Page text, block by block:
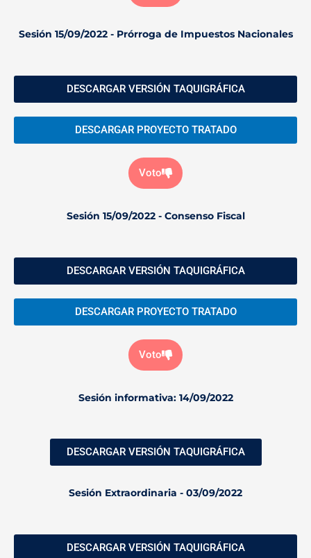
Sesión 15/09/2022 - Prórroga de Impuestos Nacionales
DESCARGAR VERSIÓN TAQUIGRÁFICA
DESCARGAR PROYECTO TRATADO
Voto
Sesión 15/09/2022 - Consenso Fiscal
DESCARGAR VERSIÓN TAQUIGRÁFICA
DESCARGAR PROYECTO TRATADO
Voto
Sesión informativa: 14/09/2022
DESCARGAR VERSIÓN TAQUIGRÁFICA
Sesión Extraordinaria - 03/09/2022
DESCARGAR VERSIÓN TAQUIGRÁFICA